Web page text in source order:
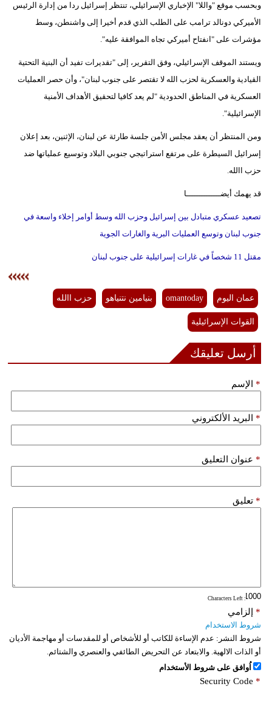
وبحسب موقع "واللا" الإخباري الإسرائيلي، تنتظر إسرائيل ردا من إدارة الرئيس
الأميركي دونالد ترامب على الطلب الذي قدم أخيرا إلى واشنطن، وسط
مؤشرات على "انفتاح أميركي تجاه الموافقة عليه".
ويستند الموقف الإسرائيلي، وفق التقرير، إلى "تقديرات تفيد أن البنية التحتية
القيادية والعسكرية لحزب الله لا تقتصر على جنوب لبنان"، وأن حصر العمليات
العسكرية في المناطق الحدودية "لم يعد كافيا لتحقيق الأهداف الأمنية
الإسرائيلية".
ومن المنتظر أن يعقد مجلس الأمن جلسة طارئة عن لبنان، الإثنين، بعد إعلان
إسرائيل السيطرة على مرتفع استراتيجي جنوبي البلاد وتوسيع عملياتها ضد
حزب االله.
قد يهمك أيضــــــــــــــا
تصعيد عسكري متبادل بين إسرائيل وحزب الله وسط أوامر إخلاء واسعة في
جنوب لبنان وتوسع العمليات البرية والغارات الجوية
مقتل 11 شخصاً في غارات إسرائيلية على جنوب لبنان
عمان اليوم omantoday بنيامين نتنياهو حزب االله
القوات الإسرائيلية
أرسل تعليقك
الإسم *
البريد الألكتروني *
عنوان التعليق *
تعليق *
: Characters Left
إلزامي *
شروط الاستخدام
شروط النشر: عدم الإساءة للكاتب أو للأشخاص أو للمقدسات أو مهاجمة الأديان
أو الذات الالهية. والابتعاد عن التحريض الطائفي والعنصري والشتائم.
اُوافق على شروط الأستخدام
Security Code *